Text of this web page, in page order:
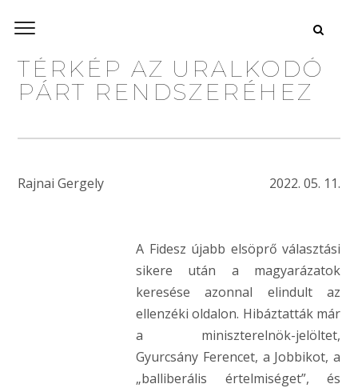
TÉRKÉP AZ URALKODÓ
PÁRT RENDSZERÉHEZ
Rajnai Gergely 2022. 05. 11.
A Fidesz újabb elsöprő választási
sikere után a magyarázatok
keresése azonnal elindult az
ellenzéki oldalon. Hibáztatták már
a miniszterelnök-jelöltet,
Gyurcsány Ferencet, a Jobbikot, a
„balliberális értelmiséget”, és